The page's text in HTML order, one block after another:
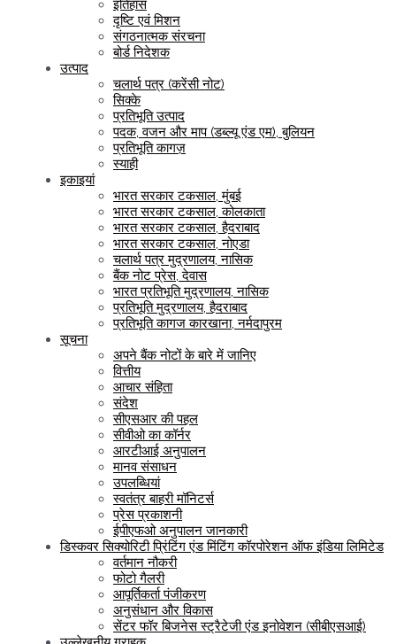
इतिहास
दृष्टि एवं मिशन
संगठनात्मक संरचना
बोर्ड निदेशक
उत्पाद
चलार्थ पत्र (करेंसी नोट)
सिक्के
प्रतिभूति उत्पाद
पदक, वजन और माप (डब्ल्यू एंड एम), बुलियन
प्रतिभूति कागज़
स्याही
इकाइयां
भारत सरकार टकसाल, मुंबई
भारत सरकार टकसाल, कोलकाता
भारत सरकार टकसाल, हैदराबाद
भारत सरकार टकसाल, नोएडा
चलार्थ पत्र मुद्रणालय, नासिक
बैंक नोट प्रेस, देवास
भारत प्रतिभूति मुद्रणालय, नासिक
प्रतिभूति मुद्रणालय, हैदराबाद
प्रतिभूति कागज कारखाना, नर्मदापुरम
सूचना
अपने बैंक नोटों के बारे में जानिए
वित्तीय
आचार संहिता
संदेश
सीएसआर की पहल
सीवीओ का कॉर्नर
आरटीआई अनुपालन
मानव संसाधन
उपलब्धियां
स्वतंत्र बाहरी मॉनिटर्स
प्रेस प्रकाशनी
ईपीएफओ अनुपालन जानकारी
डिस्कवर सिक्योरिटी प्रिंटिंग एंड मिंटिंग कॉरपोरेशन ऑफ इंडिया लिमिटेड
वर्तमान नौकरी
फोटो गैलरी
आपूर्तिकर्ता पंजीकरण
अनुसंधान और विकास
सेंटर फॉर बिजनेस स्ट्रैटेजी एंड इनोवेशन (सीबीएसआई)